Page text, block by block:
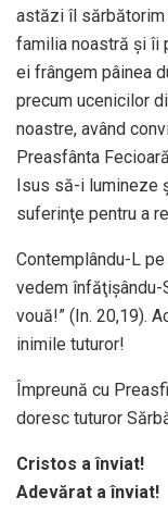
astăzi îl sărbătorim
familia noastră și îi
ei frângem pâinea
precum ucenicilor
noastre, având
Preasfânta
Isus să-i lumineze
suferinţe pentru a
Contemplându-L
vedem înfăţișându-
vouă!” (In. 20,19).
inimile tuturor!
Împreună cu
doresc tuturor
Cristos a înviat!
Adevărat a înviat!